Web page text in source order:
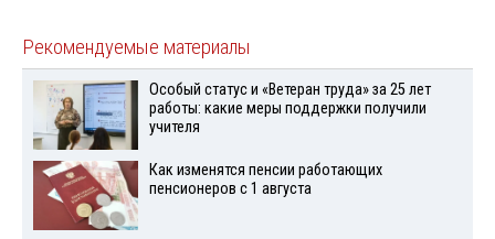
Рекомендуемые материалы
Особый статус и «Ветеран труда» за 25 лет
работы: какие меры поддержки получили
учителя
Как изменятся пенсии работающих
пенсионеров с 1 августа